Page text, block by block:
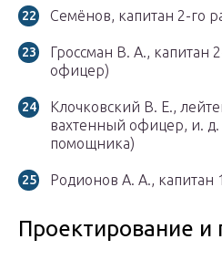
Семёнов, капитан 2-го
Гроссман В. А., капитан
офицер)
Клочковский В. Е.,
вахтенный офицер, и.
помощника)
Родионов А. А., капитан
Проектирование и